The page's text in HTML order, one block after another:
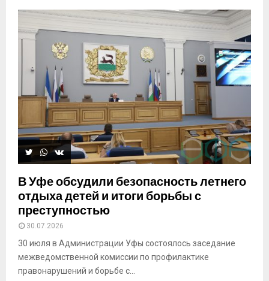
В Уфе обсудили безопасность летнего
отдыха детей и итоги борьбы с
преступностью
30.07.2026
30 июля в Администрации Уфы состоялось заседание
межведомственной комиссии по профилактике
правонарушений и борьбе с...